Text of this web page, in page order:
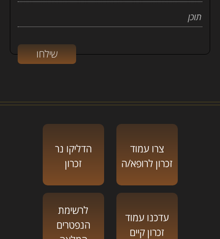
צרו עמוד
זכרון לרופא/ה
הדליקו נר
זכרון
עדכנו עמוד
זכרון קיים
לרשימת
הנפטרים